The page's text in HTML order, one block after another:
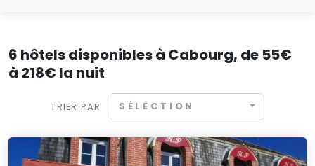
6 hôtels disponibles à Cabourg, de 55€
à 218€ la nuit
TRIER PAR SÉLECTION